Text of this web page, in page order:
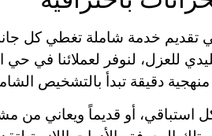
تقديم خدمة شاملة تغطي كل
للعزل، لنوفر لعملائنا في
دقيقة تبدأ بالتشخيص
أو قديماً ويعاني من